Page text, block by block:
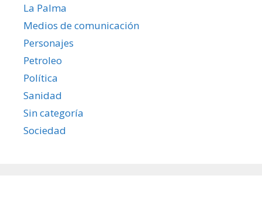
La Palma
Medios de comunicación
Personajes
Petroleo
Política
Sanidad
Sin categoría
Sociedad